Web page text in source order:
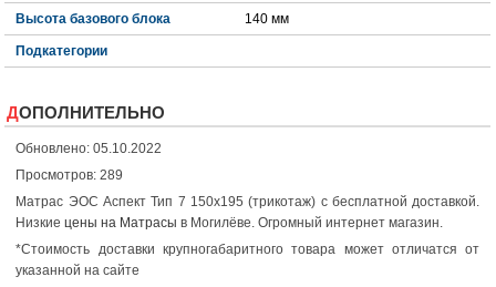
Высота базового блока 140 мм
Подкатегории
ДОПОЛНИТЕЛЬНО
Обновлено: 05.10.2022
Просмотров: 289
Матрас ЭОС Аспект Тип 7 150x195 (трикотаж) с бесплатной доставкой.
Низкиецены на Матрасы в Могилёве. Огромный интернет магазин.
*Стоимость доставки крупногабаритного товара может отличатся от
указанной на сайте